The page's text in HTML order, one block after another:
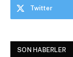
Twitter
SON HABERLER